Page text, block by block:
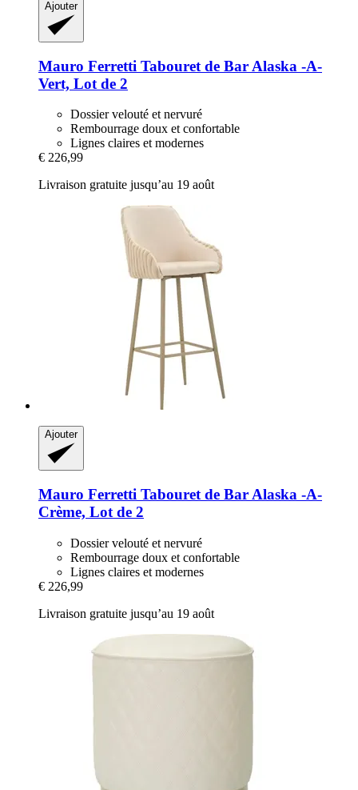
Ajouter
Mauro Ferretti Tabouret de Bar Alaska -​A-​
Vert, Lot de 2
Dossier velouté et nervuré
Rembourrage doux et confortable
Lignes claires et modernes
€ 226,99
Livraison gratuite jusqu’au 19 août
Ajouter
Mauro Ferretti Tabouret de Bar Alaska -​A-​
Crème, Lot de 2
Dossier velouté et nervuré
Rembourrage doux et confortable
Lignes claires et modernes
€ 226,99
Livraison gratuite jusqu’au 19 août